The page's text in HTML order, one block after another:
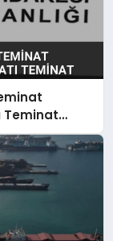
Teminat